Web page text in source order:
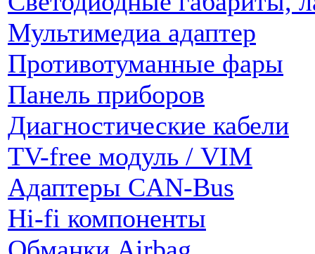
Мультимедиа адаптер
Противотуманные фары
Панель приборов
Диагностические кабели
TV-free модуль / VIM
Адаптеры CAN-Bus
Hi-fi компоненты